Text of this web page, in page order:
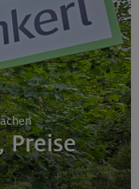
Preise